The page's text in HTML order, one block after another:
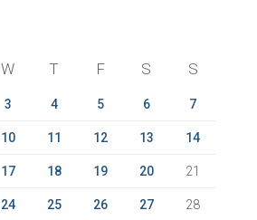
W T F S S
3 4 5 6 7
10 11 12 13 14
17 18 19 20 21
24 25 26 27 28